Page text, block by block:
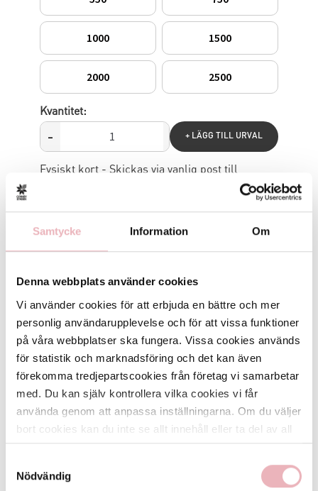
Samtycke Information Om
Denna webbplats använder cookies
Vi använder cookies för att erbjuda en bättre och mer
personlig användarupplevelse och för att vissa funktioner
på våra webbplatser ska fungera. Vissa cookies används
för statistik och marknadsföring och det kan även
förekomma tredjepartscookies från företag vi samarbetar
med. Du kan själv kontrollera vilka cookies vi får
använda genom att anpassa inställningarna. Om du väljer
bort cookies kan du inte se allt innehåll eller ta del av all
funktionalitet på denna webbplats.
Nödvändig
Gränbystaden presentkort - Saldo
QR-kod: Skanna QR-koden på kortets baksida med din
Webbplats: Besökwww.getmybalance.com
Presentkortet gäller i dessa butiker
Har du ett presentkort (ljusrosa) som är inköpt före 31
mars 2024 kan du inte längre lösa in det.
Villkor
Kontrollera vilka butiker som tar emot kortet innan köp.